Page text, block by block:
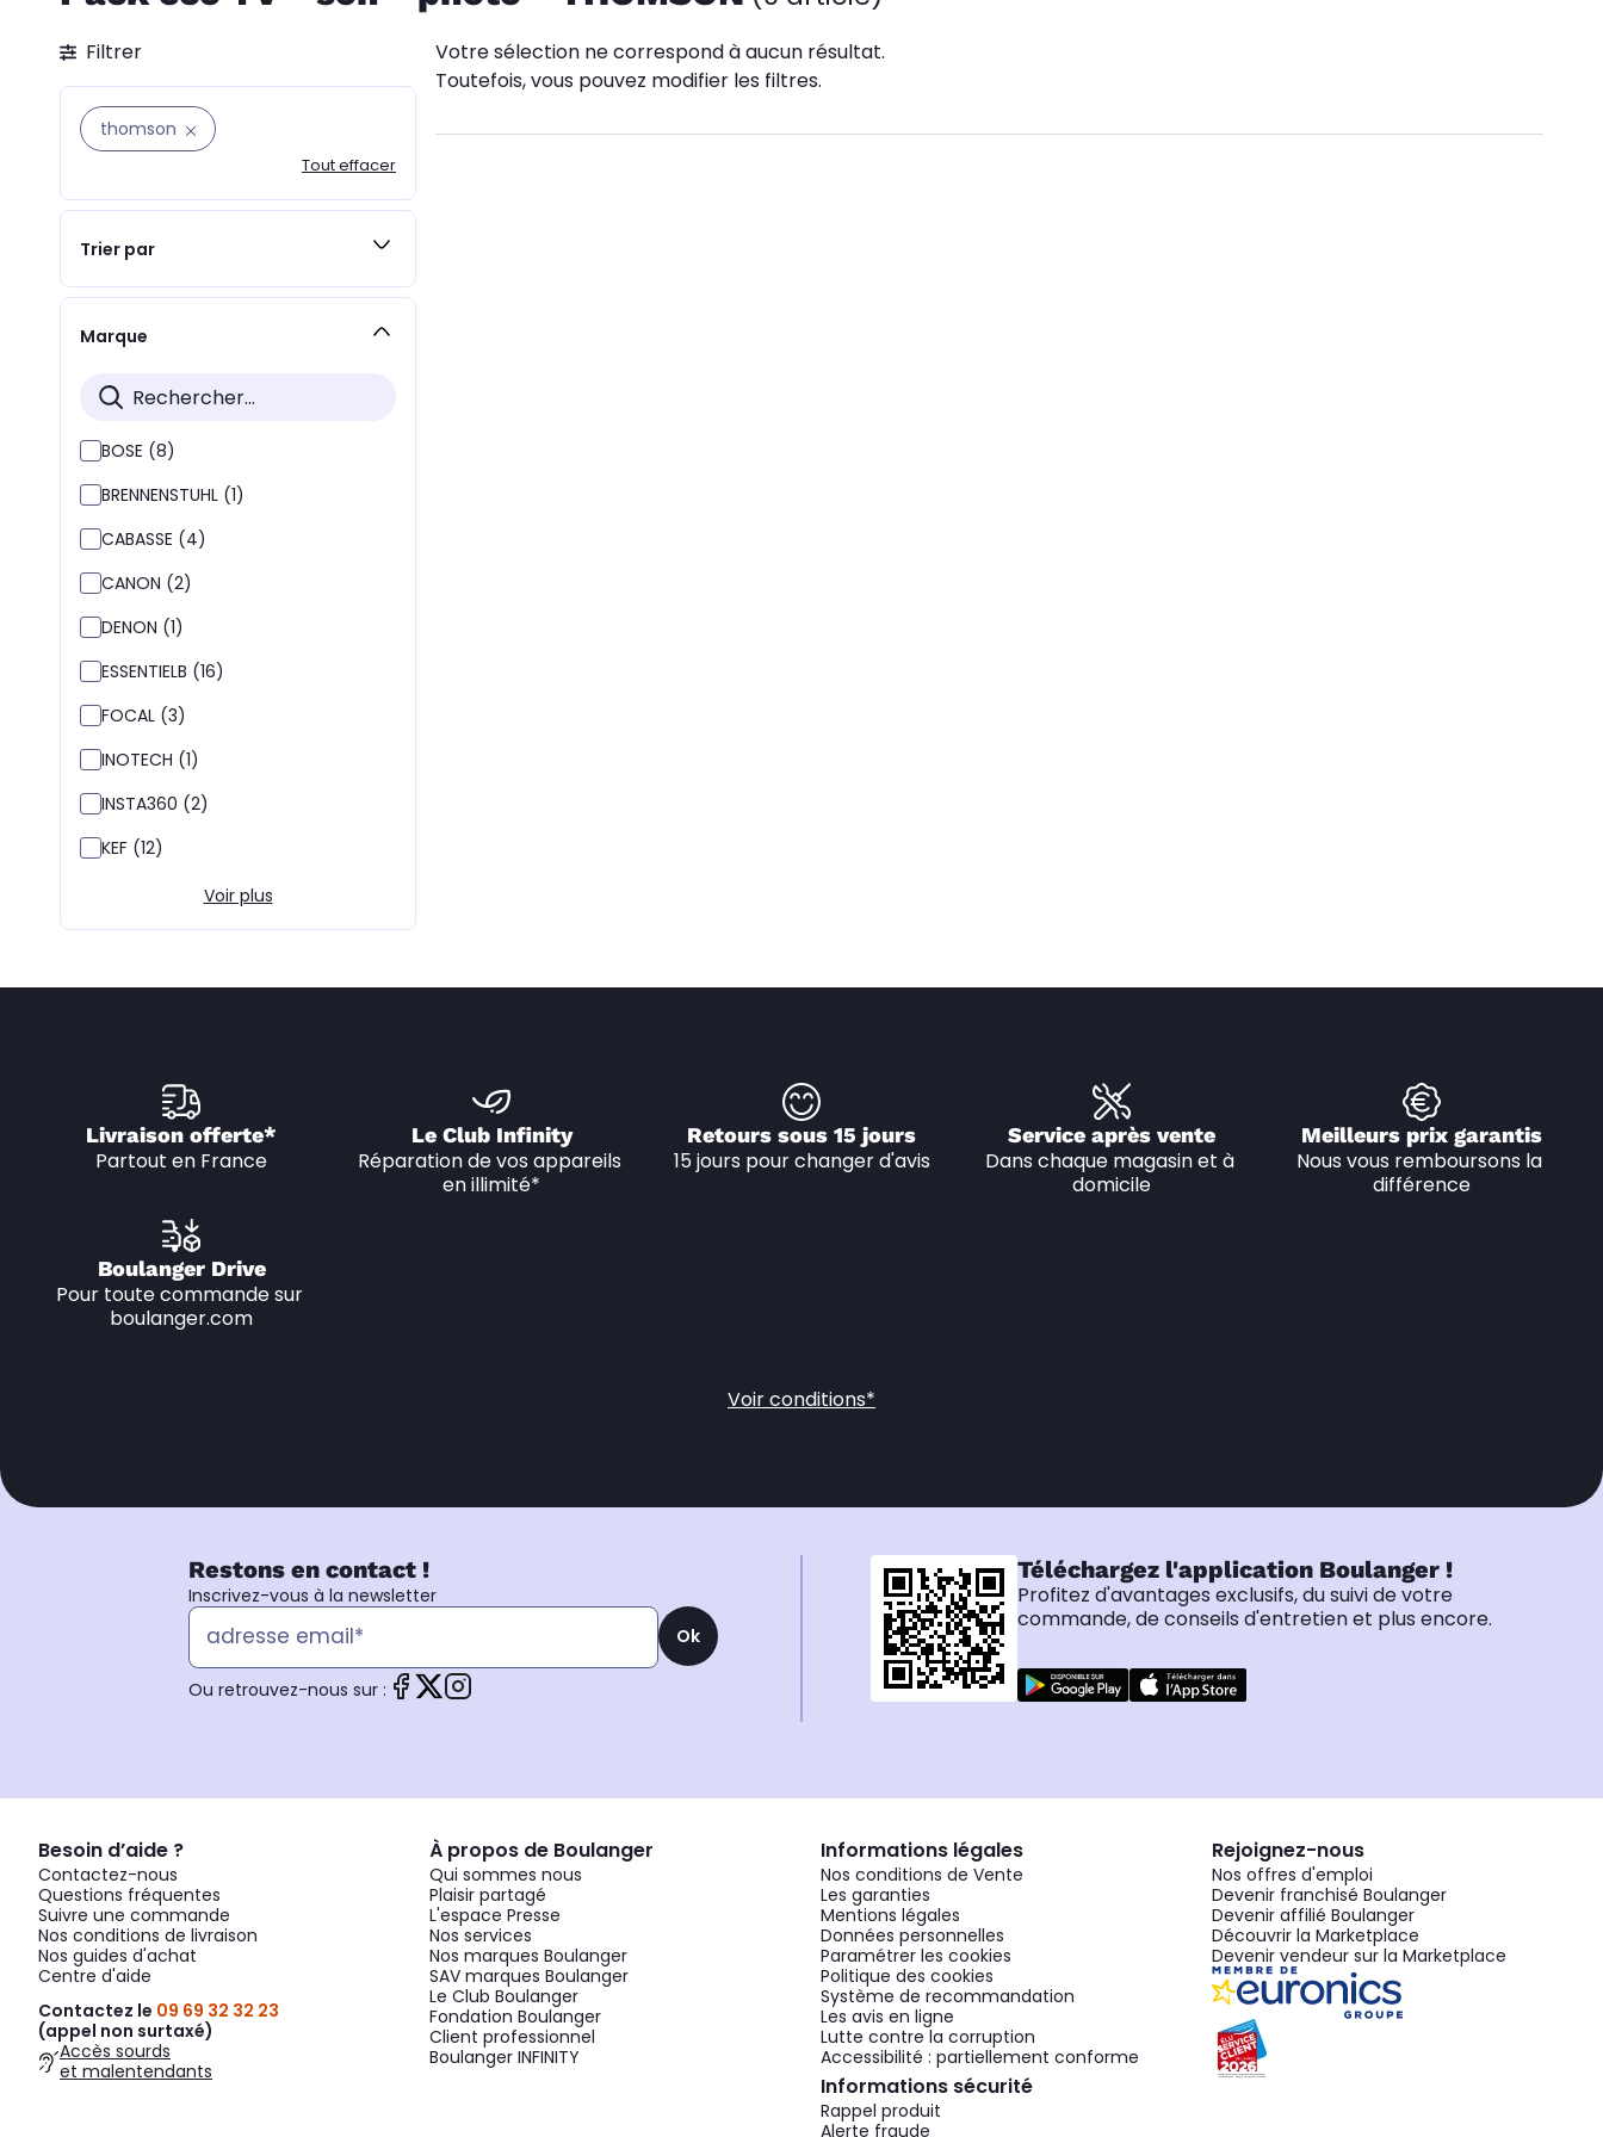
Filtrer
thomson
Tout effacer
Trier par
Marque
BOSE (8)
BRENNENSTUHL (1)
CABASSE (4)
CANON (2)
DENON (1)
ESSENTIELB (16)
FOCAL (3)
INOTECH (1)
INSTA360 (2)
KEF (12)
Voir plus
Votre sélection ne correspond à aucun résultat.
Toutefois, vous pouvez modifier les filtres.
Livraison offerte*
Partout en France
Le Club Infinity
Réparation de vos appareils
en illimité*
Retours sous 15 jours
15 jours pour changer d'avis
Service après vente
Dans chaque magasin et à
domicile
Meilleurs prix garantis
Nous vous remboursons la
différence
Boulanger Drive
Pour toute commande sur
boulanger.com
Voir conditions*
Restons en contact !
Inscrivez-vous à la newsletter
Ok
Ou retrouvez-nous sur :
Téléchargez l'application Boulanger !
Profitez d'avantages exclusifs, du suivi de votre
commande, de conseils d'entretien et plus encore.
Besoin d’aide ?
Contactez-nous
Questions fréquentes
Suivre une commande
Nos conditions de livraison
Nos guides d'achat
Centre d'aide
Contactez le 09 69 32 32 23
(appel non surtaxé)
Accès sourds
et malentendants
À propos de Boulanger
Qui sommes nous
Plaisir partagé
L'espace Presse
Nos services
Nos marques Boulanger
SAV marques Boulanger
Le Club Boulanger
Fondation Boulanger
Client professionnel
Boulanger INFINITY
Informations légales
Nos conditions de Vente
Les garanties
Mentions légales
Données personnelles
Paramétrer les cookies
Politique des cookies
Système de recommandation
Les avis en ligne
Lutte contre la corruption
Accessibilité : partiellement conforme
Informations sécurité
Rappel produit
Alerte fraude
Rejoignez-nous
Nos offres d'emploi
Devenir franchisé Boulanger
Devenir affilié Boulanger
Découvrir la Marketplace
Devenir vendeur sur la Marketplace